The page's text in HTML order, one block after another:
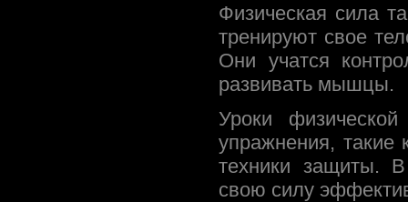
Физическая сила
тренируют свое
Они учатся
развивать мышцы.
Уроки
упражнения, такие
техники защиты. В
свою силу